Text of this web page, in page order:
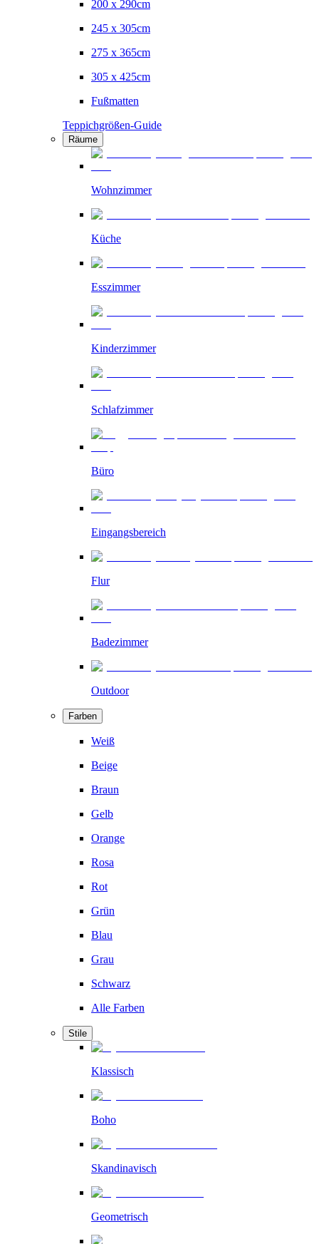
200 x 290cm
245 x 305cm
275 x 365cm
305 x 425cm
Fußmatten
Teppichgrößen-Guide
Räume
Wohnzimmer
Küche
Esszimmer
Kinderzimmer
Schlafzimmer
Büro
Eingangsbereich
Flur
Badezimmer
Outdoor
Farben
Weiß
Beige
Braun
Gelb
Orange
Rosa
Rot
Grün
Blau
Grau
Schwarz
Alle Farben
Stile
Klassisch
Boho
Skandinavisch
Geometrisch